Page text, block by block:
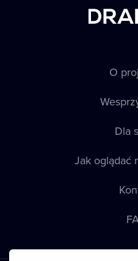
O
Dla
Jak oglądać